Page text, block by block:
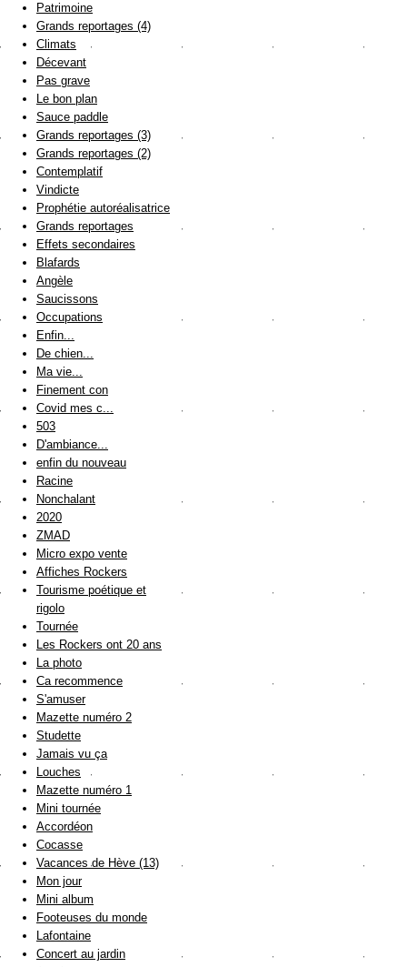
Patrimoine
Grands reportages (4)
Climats
Décevant
Pas grave
Le bon plan
Sauce paddle
Grands reportages (3)
Grands reportages (2)
Contemplatif
Vindicte
Prophétie autoréalisatrice
Grands reportages
Effets secondaires
Blafards
Angèle
Saucissons
Occupations
Enfin...
De chien...
Ma vie...
Finement con
Covid mes c...
503
D'ambiance...
enfin du nouveau
Racine
Nonchalant
2020
ZMAD
Micro expo vente
Affiches Rockers
Tourisme poétique et
rigolo
Tournée
Les Rockers ont 20 ans
La photo
Ca recommence
S'amuser
Mazette numéro 2
Studette
Jamais vu ça
Louches
Mazette numéro 1
Mini tournée
Accordéon
Cocasse
Vacances de Hève (13)
Mon jour
Mini album
Footeuses du monde
Lafontaine
Concert au jardin